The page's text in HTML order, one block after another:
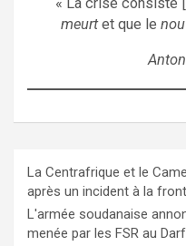
meurtet que le
La Centrafrique et le
après un incident à la
L'armée soudanaise
menée par les FSR au